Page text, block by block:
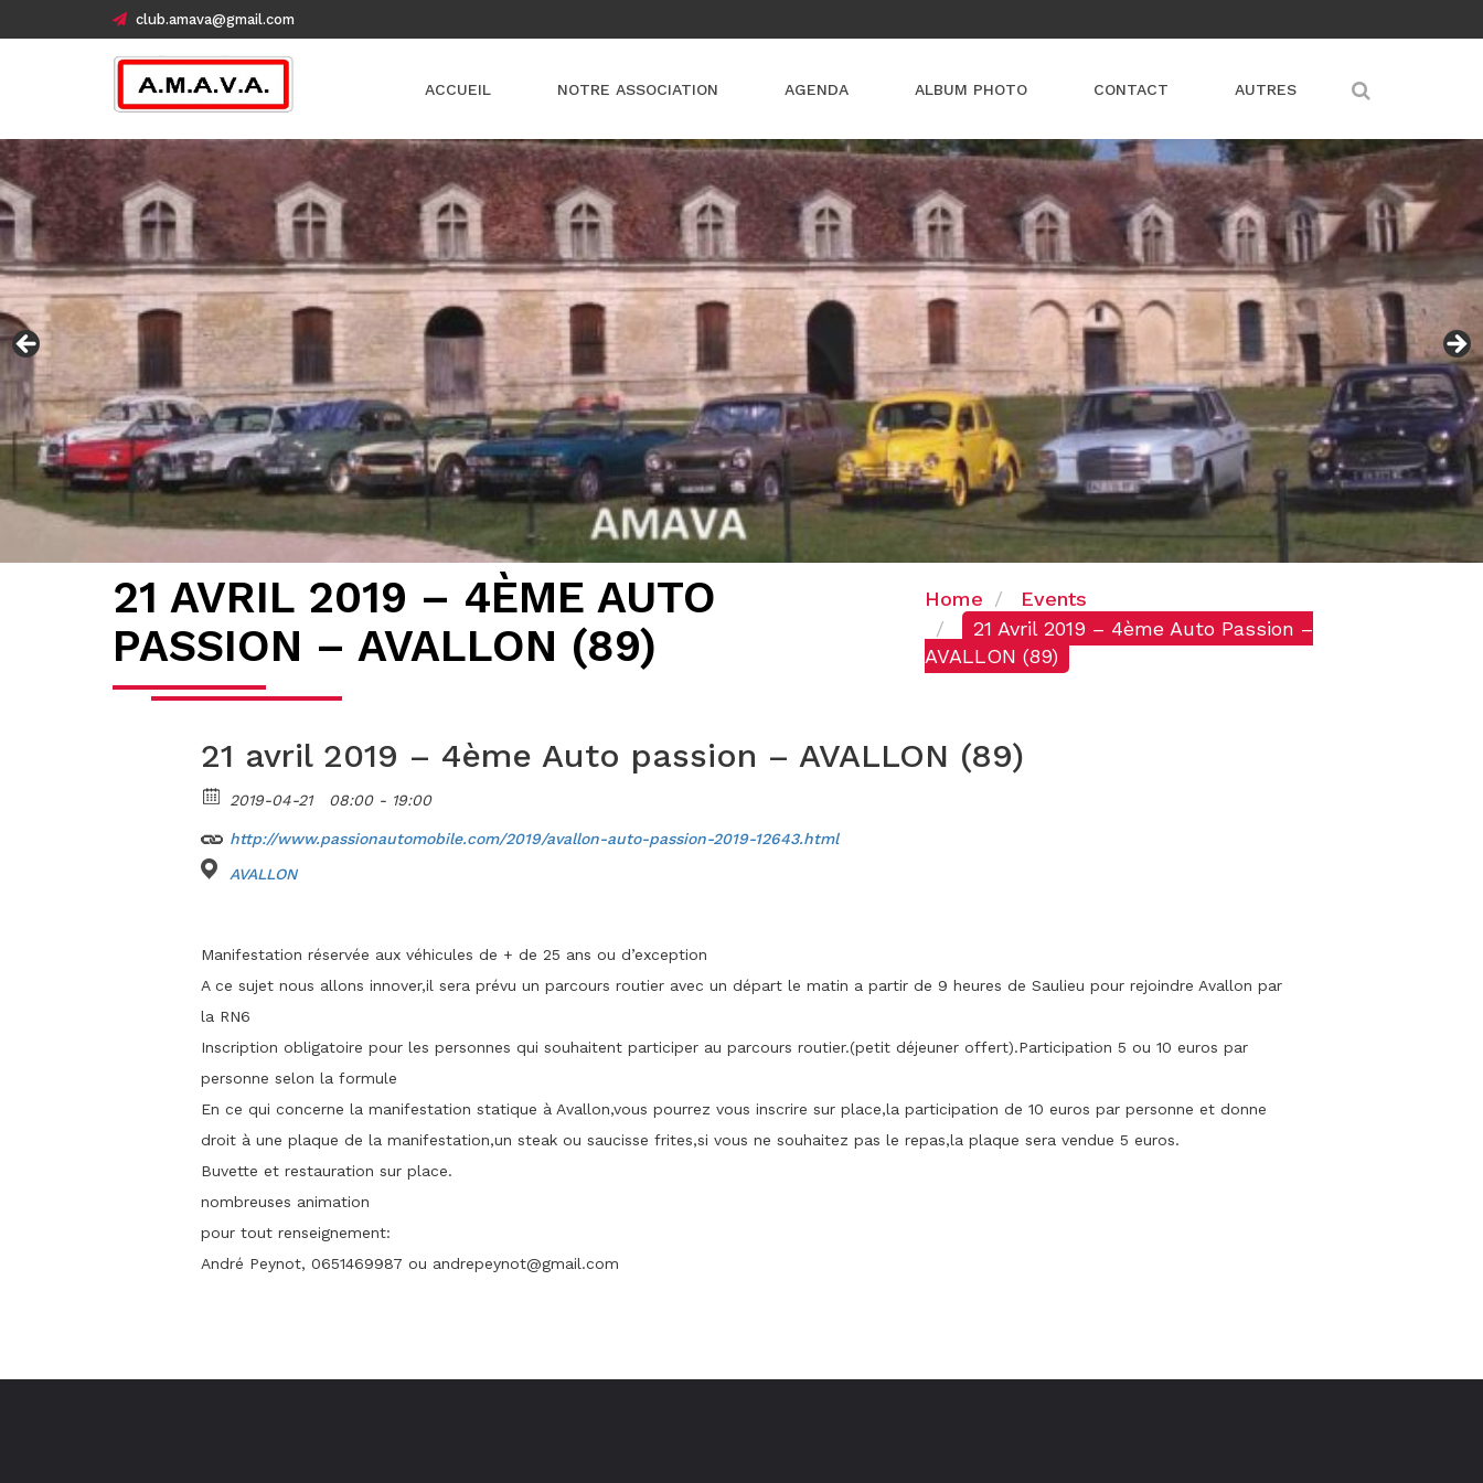
club.amava@gmail.com
ACCUEIL NOTRE ASSOCIATION AGENDA ALBUM PHOTO CONTACT AUTRES
21 AVRIL 2019 – 4ÈME AUTO
PASSION – AVALLON (89)
Home
Events
21 Avril 2019 – 4ème Auto Passion –
AVALLON (89)
21 avril 2019 – 4ème Auto passion – AVALLON (89)
2019-04-21 08:00 - 19:00
http://www.passionautomobile.com/2019/avallon-auto-passion-2019-12643.html
AVALLON
Manifestation réservée aux véhicules de + de 25 ans ou d’exception
A ce sujet nous allons innover,il sera prévu un parcours routier avec un départ le matin a partir de 9 heures de Saulieu pour rejoindre Avallon par
la RN6
Inscription obligatoire pour les personnes qui souhaitent participer au parcours routier.(petit déjeuner offert).Participation 5 ou 10 euros par
personne selon la formule
En ce qui concerne la manifestation statique à Avallon,vous pourrez vous inscrire sur place,la participation de 10 euros par personne et donne
droit à une plaque de la manifestation,un steak ou saucisse frites,si vous ne souhaitez pas le repas,la plaque sera vendue 5 euros.
Buvette et restauration sur place.
nombreuses animation
pour tout renseignement:
André Peynot, 0651469987 ou andrepeynot@gmail.com